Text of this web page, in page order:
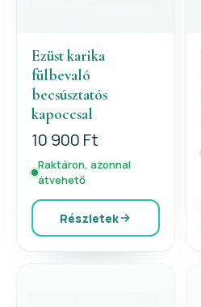
Ezüst karika
fülbevaló
becsúsztatós
kapoccsal
10 900 Ft
Raktáron, azonnal
átvehető
Részletek